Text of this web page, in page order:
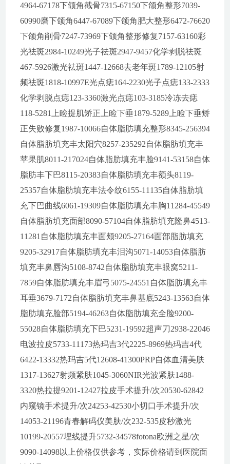
4964-67178下颌角截骨7315-67150下颌角整形7039-
60990磨下颌角6447-67089下颌角肥大整形6472-76620
下颌角削骨7247-73969下颌角整形修复7157-63160彩
光祛斑2984-10249光子祛斑2947-9457化学剥脱祛斑
467-5926激光祛斑1447-12668去老年斑1789-12105射
频祛斑1818-10997E光点痣164-2230光子点痣133-2333
化学剥脱点痣123-3360激光点痣103-3185冷冻去痣
118-5281上睑提肌矫正上睑下垂1879-5289上睑下垂矫
正失败修复1987-10066自体脂肪填充整形8345-256394
自体脂肪填充丰太阳穴8257-235292自体脂肪填充丰
苹果肌8011-217024自体脂肪填充丰脸9141-53158自体
脂肪丰下巴8115-20383自体脂肪填充丰额头8119-
25357自体脂肪填充丰法令纹6155-11135自体脂肪填
充下巴曲线6061-19309自体脂肪填充丰胸11284-45549
自体脂肪填充面部8090-57104自体脂肪填充隆鼻4513-
11281自体脂肪填充丰面颊9205-27164面部脂肪填充
9205-32917自体脂肪填充丰泪沟5071-14053自体脂肪
填充丰鼻唇沟5108-8742自体脂肪填充丰眼窝5211-
7859自体脂肪填充丰眉弓5075-24551自体脂肪填充丰
耳垂3679-7172自体脂肪填充丰鼻基底5243-13563自体
脂肪填充脸部5194-46263自体脂肪填充全脸9200-
55028自体脂肪填充下巴5231-19592超声刀2938-22046
电波拉皮5733-11173热玛吉3代2225-8969热玛吉4代
6422-13332热玛吉5代12608-41300PRP自体血清美肤
1317-13627射频紧肤1045-3060NIR光波紧肤1488-
3320热拉提9201-12427拉皮手术提升/次20530-62842
内窥镜手术提升/次24253-42530小切口手术提升/次
14053-21196青春解码仪美肤/次232-535皮秒激光
10199-20557埋线提升5732-34578fotona欧洲之星/次
9090-14098以上价格仅供参考，实际价格请到医院面